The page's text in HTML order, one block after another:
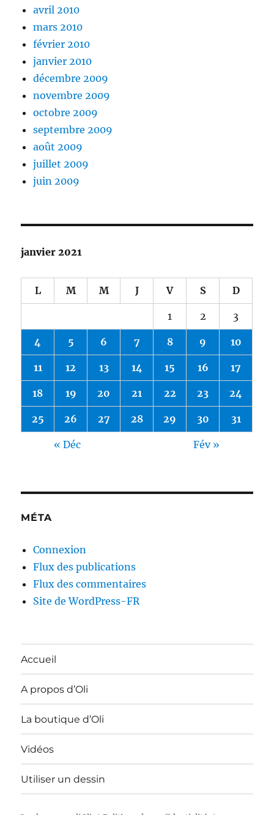
avril 2010
mars 2010
février 2010
janvier 2010
décembre 2009
novembre 2009
octobre 2009
septembre 2009
août 2009
juillet 2009
juin 2009
janvier 2021
L M M J V S D
1 2 3
4 5 6 7 8 9 10
11 12 13 14 15 16 17
18 19 20 21 22 23 24
25 26 27 28 29 30 31
« Déc Fév »
MÉTA
Connexion
Flux des publications
Flux des commentaires
Site de WordPress-FR
Accueil
A propos d’Oli
La boutique d’Oli
Vidéos
Utiliser un dessin